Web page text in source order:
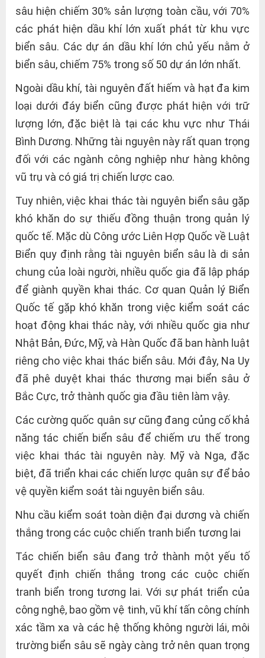
sâu hiện chiếm 30% sản lượng toàn cầu, với 70%
các phát hiện dầu khí lớn xuất phát từ khu vực
biển sâu. Các dự án dầu khí lớn chủ yếu nằm ở
biển sâu, chiếm 75% trong số 50 dự án lớn nhất.
Ngoài dầu khí, tài nguyên đất hiếm và hạt đa kim
loại dưới đáy biển cũng được phát hiện với trữ
lượng lớn, đặc biệt là tại các khu vực như Thái
Bình Dương. Những tài nguyên này rất quan trọng
đối với các ngành công nghiệp như hàng không
vũ trụ và có giá trị chiến lược cao.
Tuy nhiên, việc khai thác tài nguyên biển sâu gặp
khó khăn do sự thiếu đồng thuận trong quản lý
quốc tế. Mặc dù Công ước Liên Hợp Quốc về Luật
Biển quy định rằng tài nguyên biển sâu là di sản
chung của loài người, nhiều quốc gia đã lập pháp
để giành quyền khai thác. Cơ quan Quản lý Biển
Quốc tế gặp khó khăn trong việc kiểm soát các
hoạt động khai thác này, với nhiều quốc gia như
Nhật Bản, Đức, Mỹ, và Hàn Quốc đã ban hành luật
riêng cho việc khai thác biển sâu. Mới đây, Na Uy
đã phê duyệt khai thác thương mại biển sâu ở
Bắc Cực, trở thành quốc gia đầu tiên làm vậy.
Các cường quốc quân sự cũng đang củng cố khả
năng tác chiến biển sâu để chiếm ưu thế trong
việc khai thác tài nguyên này. Mỹ và Nga, đặc
biệt, đã triển khai các chiến lược quân sự để bảo
vệ quyền kiểm soát tài nguyên biển sâu.
Nhu cầu kiểm soát toàn diện đại dương và chiến
thắng trong các cuộc chiến tranh biển tương lai
Tác chiến biển sâu đang trở thành một yếu tố
quyết định chiến thắng trong các cuộc chiến
tranh biển trong tương lai. Với sự phát triển của
công nghệ, bao gồm vệ tinh, vũ khí tấn công chính
xác tầm xa và các hệ thống không người lái, môi
trường biển sâu sẽ ngày càng trở nên quan trọng